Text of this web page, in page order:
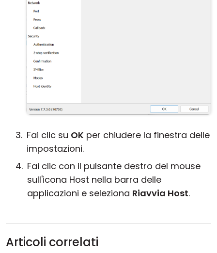
Fai clic su OK per chiudere la finestra delle
impostazioni.
Fai clic con il pulsante destro del mouse
sull'icona Host nella barra delle
applicazioni e seleziona Riavvia Host.
Articoli correlati